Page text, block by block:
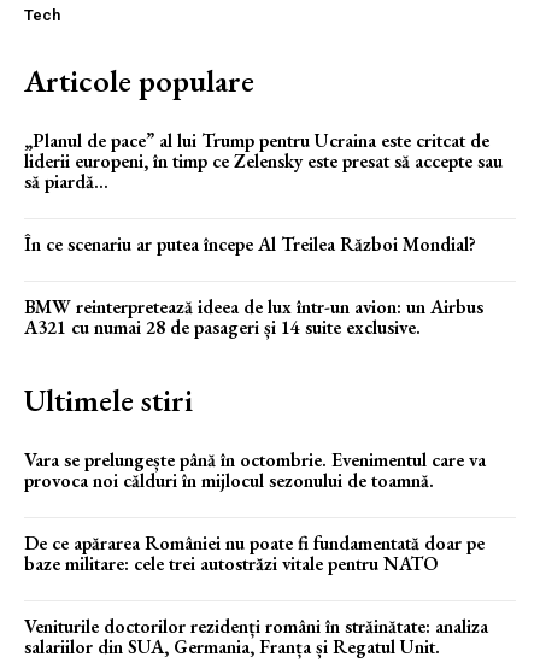
Tech
Articole populare
„Planul de pace” al lui Trump pentru Ucraina este critcat de
liderii europeni, în timp ce Zelensky este presat să accepte sau
să piardă...
În ce scenariu ar putea începe Al Treilea Război Mondial?
BMW reinterpretează ideea de lux într-un avion: un Airbus
A321 cu numai 28 de pasageri și 14 suite exclusive.
Ultimele stiri
Vara se prelungește până în octombrie. Evenimentul care va
provoca noi călduri în mijlocul sezonului de toamnă.
De ce apărarea României nu poate fi fundamentată doar pe
baze militare: cele trei autostrăzi vitale pentru NATO
Veniturile doctorilor rezidenți români în străinătate: analiza
salariilor din SUA, Germania, Franța și Regatul Unit.